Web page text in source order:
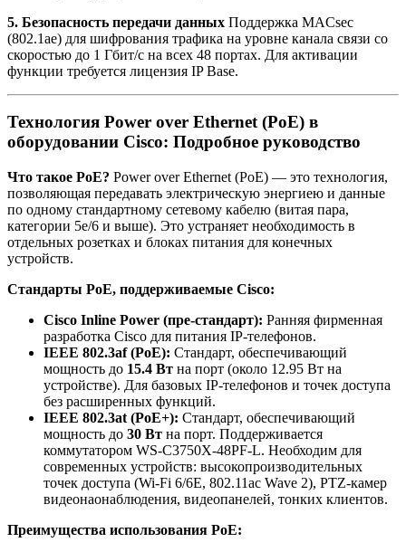
5. Безопасность передачи данных Поддержка MACsec
(802.1ae) для шифрования трафика на уровне канала связи со
скоростью до 1 Гбит/с на всех 48 портах. Для активации
функции требуется лицензия IP Base.
Технология Power over Ethernet (PoE) в
оборудовании Cisco: Подробное руководство
Что такое PoE? Power over Ethernet (PoE) — это технология,
позволяющая передавать электрическую энергиею и данные
по одному стандартному сетевому кабелю (витая пара,
категории 5e/6 и выше). Это устраняет необходимость в
отдельных розетках и блоках питания для конечных
устройств.
Стандарты PoE, поддерживаемые Cisco:
Cisco Inline Power (пре-стандарт): Ранняя фирменная
разработка Cisco для питания IP-телефонов.
IEEE 802.3af (PoE): Стандарт, обеспечивающий
мощность до 15.4 Вт на порт (около 12.95 Вт на
устройстве). Для базовых IP-телефонов и точек доступа
без расширенных функций.
IEEE 802.3at (PoE+): Стандарт, обеспечивающий
мощность до 30 Вт на порт. Поддерживается
коммутатором WS-C3750X-48PF-L. Необходим для
современных устройств: высокопроизводительных
точек доступа (Wi-Fi 6/6E, 802.11ac Wave 2), PTZ-камер
видеонаонаблюдения, видеопанелей, тонких клиентов.
Преимущества использования PoE: